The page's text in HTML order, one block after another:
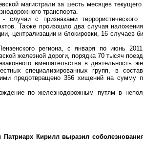
магистрали за шесть месяцев
транспорта.
случаи с признаками
Также произошло два случая
централизации и блокировки, 16 случаев
региона, с января по июнь
железной дороги, порядка 70 тысяч
вмешательства в деятельность
специализированных групп, в
предотвращено 356 хищений на сумму
по железнодорожным путям в
Патриарх Кирилл выразил